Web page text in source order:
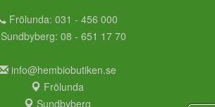
Frölunda: 031 - 456 000
Sundbyberg: 08 - 651 17 70
info@hembiobutiken.se
Frölunda
Sundbyberg